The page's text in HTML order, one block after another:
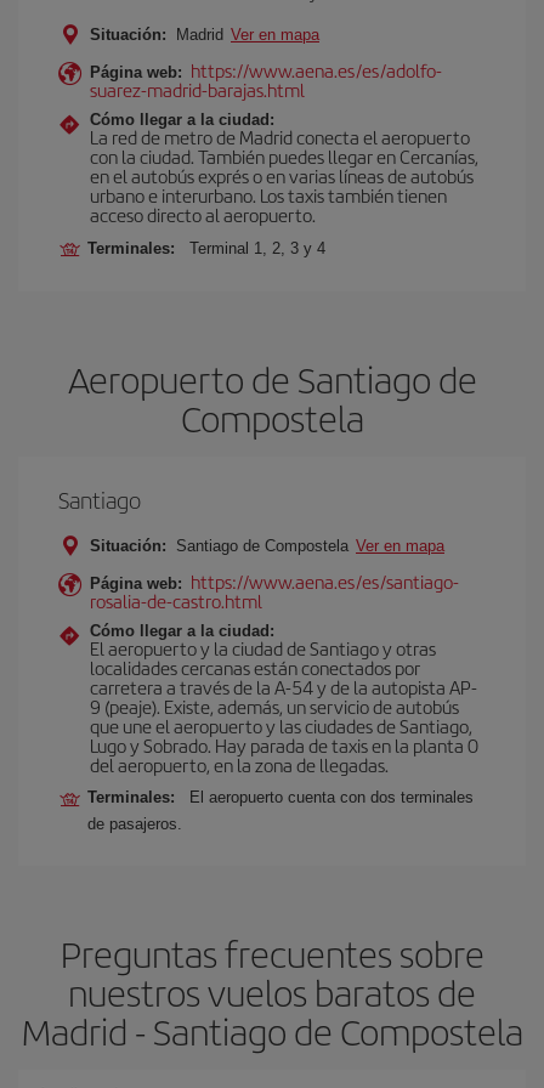
Situación: Madrid Ver en mapa
Página web: https://www.aena.es/es/adolfo-
suarez-madrid-barajas.html
Cómo llegar a la ciudad:
La red de metro de Madrid conecta el aeropuerto
con la ciudad. También puedes llegar en Cercanías,
en el autobús exprés o en varias líneas de autobús
urbano e interurbano. Los taxis también tienen
acceso directo al aeropuerto.
Terminales: Terminal 1, 2, 3 y 4
Aeropuerto de Santiago de
Compostela
Santiago
Situación: Santiago de Compostela Ver en mapa
Página web: https://www.aena.es/es/santiago-
rosalia-de-castro.html
Cómo llegar a la ciudad:
El aeropuerto y la ciudad de Santiago y otras
localidades cercanas están conectados por
carretera a través de la A-54 y de la autopista AP-
9 (peaje). Existe, además, un servicio de autobús
que une el aeropuerto y las ciudades de Santiago,
Lugo y Sobrado. Hay parada de taxis en la planta 0
del aeropuerto, en la zona de llegadas.
Terminales:
El aeropuerto cuenta con dos terminales
de pasajeros.
Preguntas frecuentes sobre
nuestros vuelos baratos de
Madrid - Santiago de Compostela